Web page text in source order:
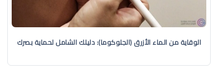
الوقاية من الماء الأزرق (الجلوكوما): دليلك الشامل لحماية بصرك